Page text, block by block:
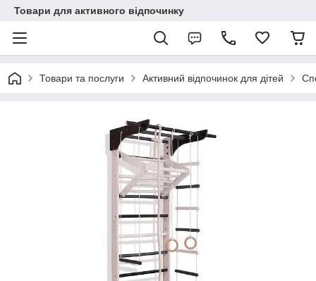
Товари для активного відпочинку
Товари та послуги Активний відпочинок для дітей